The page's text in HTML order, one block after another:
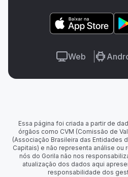
Web
Essa página foi criada a partir de
órgãos como CVM (Comissão de
(Associação Brasileira das Entidades
Capitais) e não representa análise ou
nós do Gorila não nos
atualização dos dados aqui
responsabilidade dos